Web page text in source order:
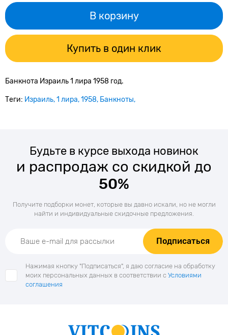
В корзину
Купить в один клик
Банкнота Израиль 1 лира 1958 год.
Теги: Израиль 1 лира 1958 Банкноты
Будьте в курсе выхода новинок
и распродаж со скидкой до
50%
Получите подборки монет, которые вы давно искали, но не могли
найти и индивидуальные скидочные предложения.
Подписаться
Нажимая кнопку "Подписаться", я даю согласие на обработку
моих персональных данных в соответствии с Условиями
соглашения